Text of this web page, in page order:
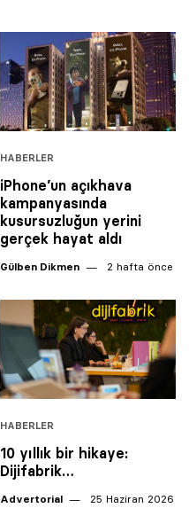
HABERLER
iPhone’un açıkhava
kampanyasında
kusursuzluğun yerini
gerçek hayat aldı
Gülben Dikmen 2 hafta önce
HABERLER
10 yıllık bir hikaye:
Dijifabrik…
Advertorial 25 Haziran 2026